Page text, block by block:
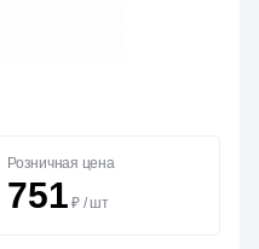
Розничная цена
751 ₽ / шт